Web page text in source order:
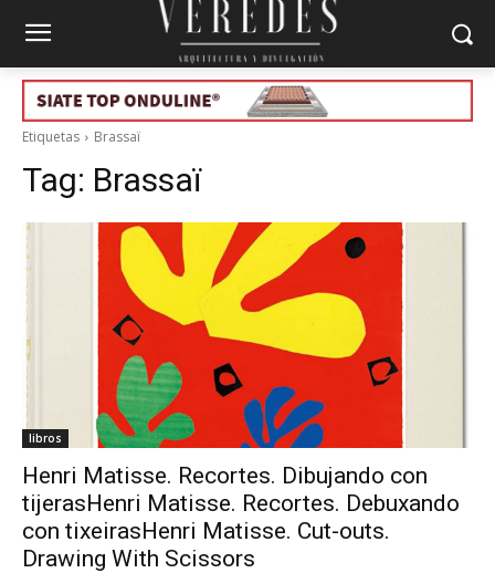
Etiquetas Brassaï
Tag: Brassaï
libros
Henri Matisse. Recortes. Dibujando con
tijerasHenri Matisse. Recortes. Debuxando
con tixeirasHenri Matisse. Cut-outs.
Drawing With Scissors